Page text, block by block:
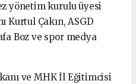
yönetim kurulu üyesi
Kurtul Çakın, ASGD
Boz ve spor medya
ve MHK İl Eğitimcisi